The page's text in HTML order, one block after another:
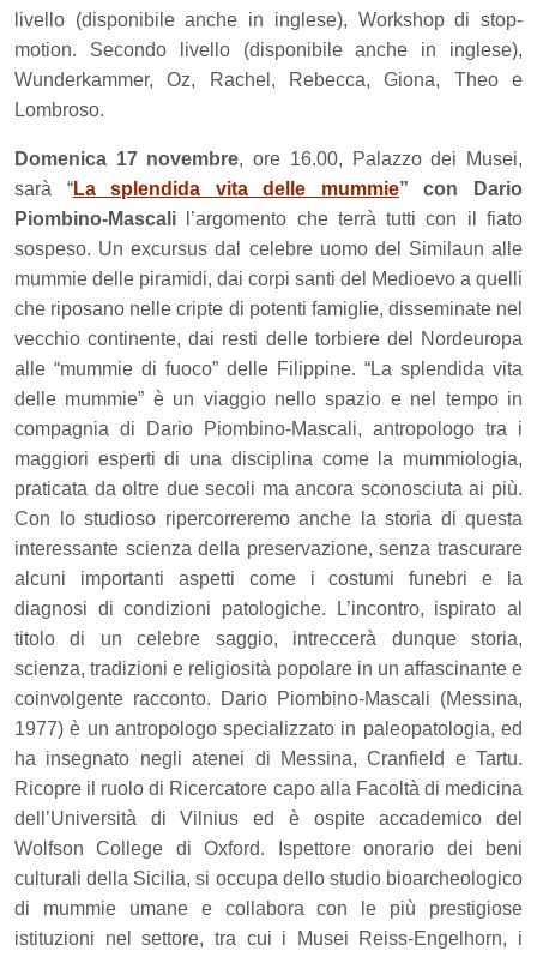
livello (disponibile anche in inglese), Workshop di stop-
motion. Secondo livello (disponibile anche in inglese),
Wunderkammer, Oz, Rachel, Rebecca, Giona, Theo e
Lombroso.
Domenica 17 novembre, ore 16.00, Palazzo dei Musei,
sarà “La splendida vita delle mummie” con Dario
Piombino-Mascali
l’argomento che terrà tutti con il fiato
sospeso. Un excursus dal celebre uomo del Similaun alle
mummie delle piramidi, dai corpi santi del Medioevo a quelli
che riposano nelle cripte di potenti famiglie, disseminate nel
vecchio continente, dai resti delle torbiere del Nordeuropa
alle “mummie di fuoco” delle Filippine. “La splendida vita
delle mummie” è un viaggio nello spazio e nel tempo in
compagnia di Dario Piombino-Mascali, antropologo tra i
maggiori esperti di una disciplina come la mummiologia,
praticata da oltre due secoli ma ancora sconosciuta ai più.
Con lo studioso ripercorreremo anche la storia di questa
interessante scienza della preservazione, senza trascurare
alcuni importanti aspetti come i costumi funebri e la
diagnosi di condizioni patologiche. L’incontro, ispirato al
titolo di un celebre saggio, intreccerà dunque storia,
scienza, tradizioni e religiosità popolare in un affascinante e
coinvolgente racconto.
Dario Piombino-Mascali (Messina,
1977) è un antropologo specializzato in paleopatologia, ed
ha insegnato negli atenei di Messina, Cranfield e Tartu.
Ricopre il ruolo di Ricercatore capo alla Facoltà di medicina
dell’Università di Vilnius ed è ospite accademico del
Wolfson College di Oxford. Ispettore onorario dei beni
culturali della Sicilia, si occupa dello studio bioarcheologico
di mummie umane e collabora con le più prestigiose
istituzioni nel settore, tra cui i Musei Reiss-Engelhorn, i